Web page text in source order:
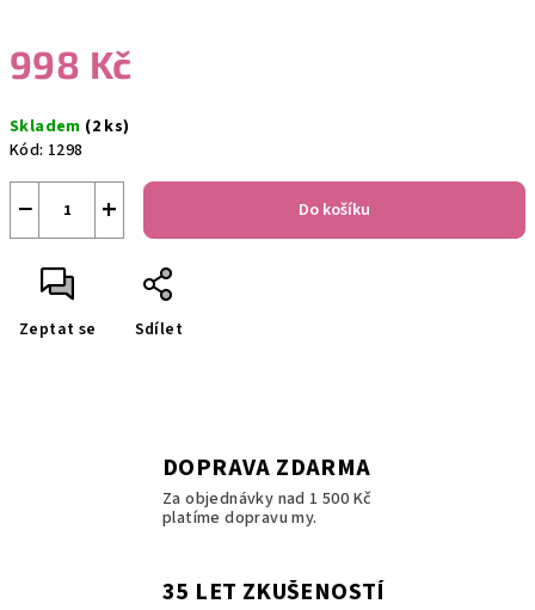
998 Kč
cena:
Skladem (2 ks)
Kód: 1298
+
− Do košíku
Zeptat se Sdílet
DOPRAVA ZDARMA
Za objednávky nad 1 500 Kč
platíme dopravu my.
35 LET ZKUŠENOSTÍ